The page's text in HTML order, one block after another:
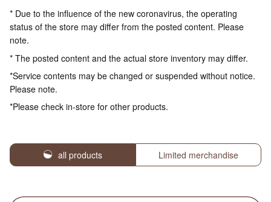
* Due to the influence of the new coronavirus, the operating
status of the store may differ from the posted content. Please
note.
* The posted content and the actual store inventory may differ.
*Service contents may be changed or suspended without notice.
Please note.
*Please check in-store for other products.
all products Limited merchandise